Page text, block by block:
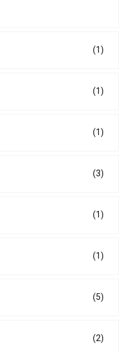
(1)
(1)
(1)
(3)
(1)
(1)
(5)
(2)